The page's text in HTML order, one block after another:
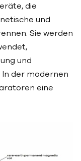
die
und
Sie werden
und
der modernen
eine